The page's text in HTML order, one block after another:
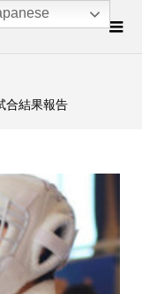
合結果報告